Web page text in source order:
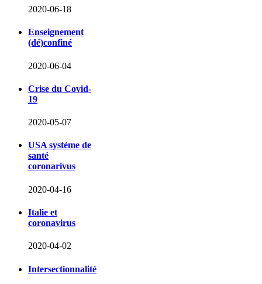
2020-06-18
Enseignement
(dé)confiné
2020-06-04
Crise du Covid-
19
2020-05-07
USA système de
santé
coronarivus
2020-04-16
Italie et
coronavirus
2020-04-02
Intersectionnalité